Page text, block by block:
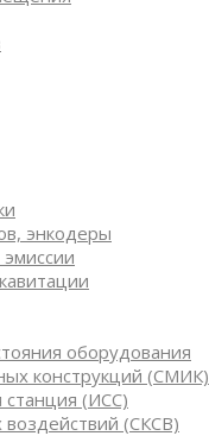
энкодеры
оборудования
конструкций (СМИК)
(ИСС)
воздействий (СКСВ)